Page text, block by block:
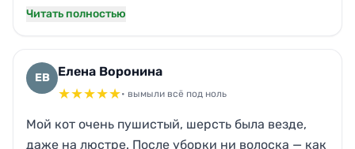
Кухонный гарнитур блестел так, что глаза
аккуратно разложены, а пыль из-под кровати
исчезла. Гарантия добросовестной работы
Читать полностью
ЕВ Елена Воронина
★★★★★• вымыли всё под ноль
Мой кот очень пушистый, шерсть была везде,
даже на люстре. После уборки ни волоска — как